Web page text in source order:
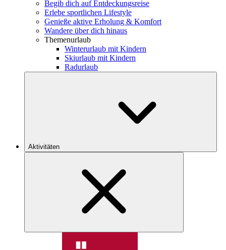
Begib dich auf Entdeckungsreise
Erlebe sportlichen Lifestyle
Genieße aktive Erholung & Komfort
Wandere über dich hinaus
Themenurlaub
Winterurlaub mit Kindern
Skiurlaub mit Kindern
Radurlaub
Aktivitäten